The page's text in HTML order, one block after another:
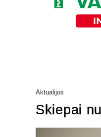
Aktualijos
Skiepai